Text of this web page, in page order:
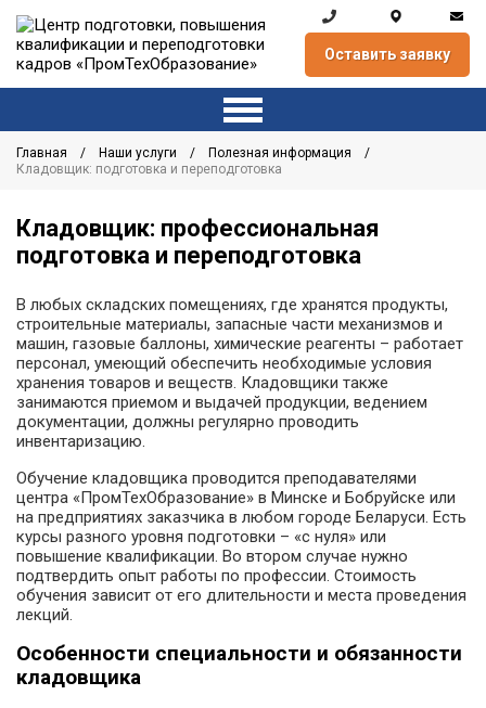
Оставить заявку
Главная Наши услуги
Полезная информация
Кладовщик: подготовка и переподготовка
Кладовщик: профессиональная
подготовка и переподготовка
В любых складских помещениях, где хранятся продукты,
строительные материалы, запасные части механизмов и
машин, газовые баллоны, химические реагенты – работает
персонал, умеющий обеспечить необходимые условия
хранения товаров и веществ. Кладовщики также
занимаются приемом и выдачей продукции, ведением
документации, должны регулярно проводить
инвентаризацию.
Обучение кладовщика проводится преподавателями
центра «ПромТехОбразование» в Минске и Бобруйске или
на предприятиях заказчика в любом городе Беларуси. Есть
курсы разного уровня подготовки – «с нуля» или
повышение квалификации. Во втором случае нужно
подтвердить опыт работы по профессии. Стоимость
обучения зависит от его длительности и места проведения
лекций.
Особенности специальности и обязанности
кладовщика